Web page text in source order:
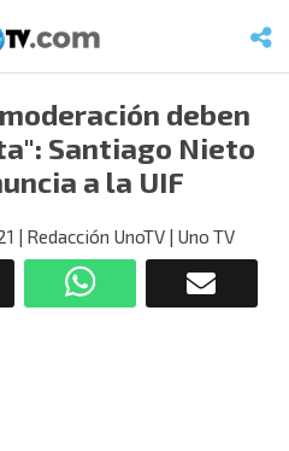
deben
Santiago Nieto
a la UIF
| Redacción UnoTV | Uno TV